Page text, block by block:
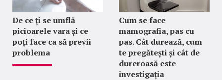
De ce ți se umflă
picioarele vara și ce
poți face ca să previi
problema
Cum se face
mamografia, pas cu
pas. Cât durează, cum
te pregătești și cât de
dureroasă este
investigația